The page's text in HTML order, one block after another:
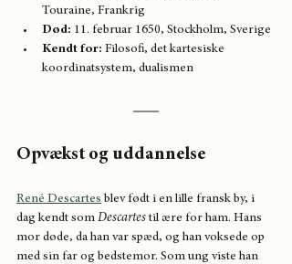
Touraine, Frankrig
Død: 11. februar 1650, Stockholm, Sverige
Kendt for: Filosofi, det kartesiske
koordinatsystem, dualismen
Opvækst og uddannelse
René Descartes blev født i en lille fransk by, i
dag kendt som Descartes til ære for ham. Hans
mor døde, da han var spæd, og han voksede op
med sin far og bedstemor. Som ung viste han